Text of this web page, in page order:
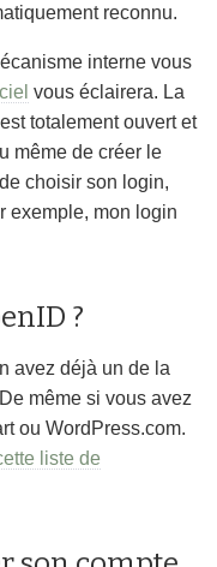
reconnu.
interne vous
vous éclairera. La
totalement ouvert et
même de créer le
choisir son login,
exemple, mon login
?
avez déjà un de la
même si vous avez
ou WordPress.com.
liste de